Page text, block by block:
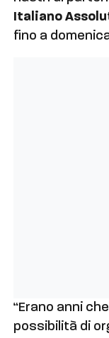
Italiano
fino a
“Erano anni
possibilità di